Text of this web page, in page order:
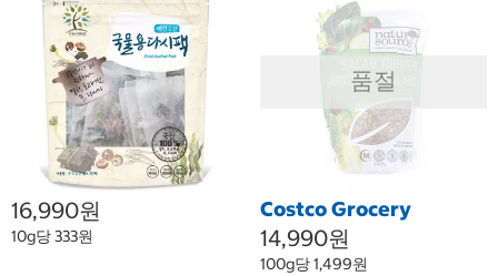
16,990원
10g당 333원
품절
Costco Grocery
14,990원
100g당 1,499원